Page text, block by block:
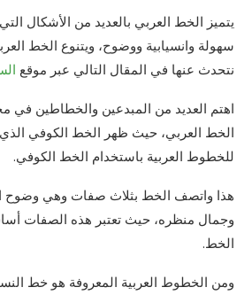
يتميز الخط العربي بالعديد من الأشكال
سهولة وانسيابية ووضوح، ويتنوع الخط
نتحدث عنها في المقال التالي عبر موقع
اهتم العديد من المبدعين والخطاطين
للخطوط العربية باستخدام الخط الكوفي.
هذا واتصف الخط بثلاث صفات وهي وضوح
وجمال منظره، حيث تعتبر هذه الصفات
الخط.
ومن الخطوط العربية المعروفة هو خط